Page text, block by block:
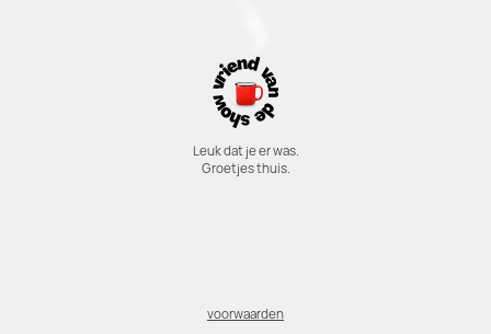
Leuk dat je er was.
Groetjes thuis.
voorwaarden